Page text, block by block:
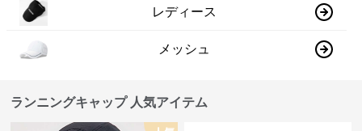
レディース
メッシュ
ランニングキャップ 人気アイテム